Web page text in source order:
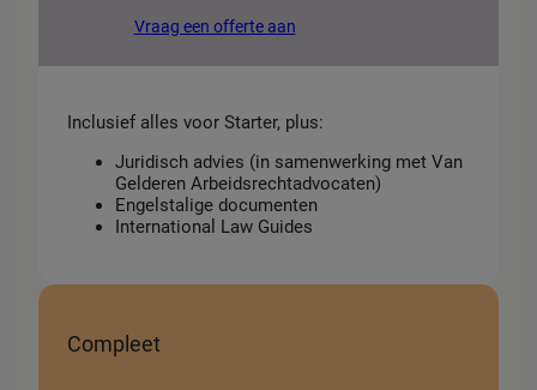
Vraag een offerte aan
Inclusief alles voor Starter, plus:
Juridisch advies (in samenwerking met Van
Gelderen Arbeidsrechtadvocaten)
Engelstalige documenten
International Law Guides
Compleet